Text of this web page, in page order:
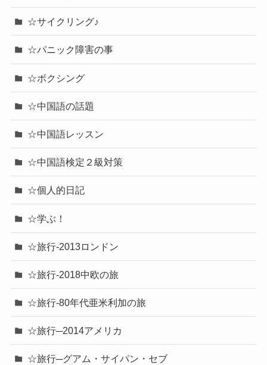
☆サイクリング♪
☆パニック障害の事
☆ボクシング
☆中国語の話題
☆中国語レッスン
☆中国語検定２級対策
☆個人的日記
☆学ぶ！
☆旅行-2013ロンドン
☆旅行-2018中欧の旅
☆旅行-80年代亜米利加の旅
☆旅行─2014アメリカ
☆旅行─グアム・サイパン・セブ